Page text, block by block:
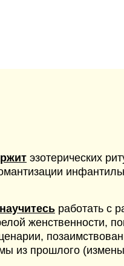
работать с
женственности,
из прошлого
эзотерических